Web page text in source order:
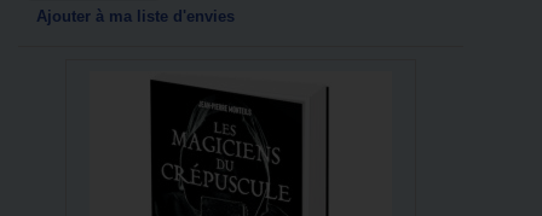
Ajouter à ma liste d'envies